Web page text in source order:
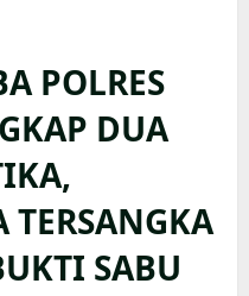
POLRES
DUA
SABU